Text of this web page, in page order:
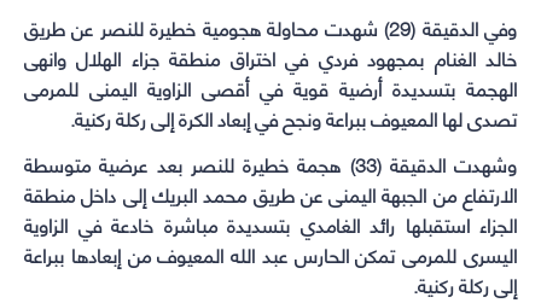
وفي الدقيقة (29) شهدت محاولة هجومية خطيرة للنصر عن طريق
خالد الغنام بمجهود فردي في اختراق منطقة جزاء الهلال وانهى
الهجمة بتسديدة أرضية قوية في أقصى الزاوية اليمنى للمرمى
تصدى لها المعيوف ببراعة ونجح في إبعاد الكرة إلى ركلة ركنية.
وشهدت الدقيقة (33) هجمة خطيرة للنصر بعد عرضية متوسطة
الارتفاع من الجبهة اليمنى عن طريق محمد البريك إلى داخل منطقة
الجزاء استقبلها رائد الغامدي بتسديدة مباشرة خادعة في الزاوية
اليسرى للمرمى تمكن الحارس عبد الله المعيوف من إبعادها ببراعة
إلى ركلة ركنية.